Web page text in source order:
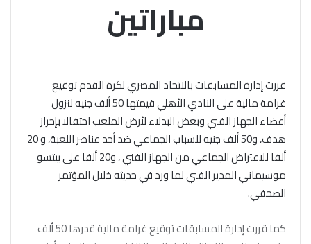
مباراتين
قررت إدارة المسابقات بالاتحاد المصري لكرة القدم توقيع
غرامة مالية على النادي الأهلي قيمتها 50 ألف جنيه لنزول
أعضاء الجهاز الفني وبعض البدلاء لأرض الملعب احتفالا بإحراز
هدف، و50 ألف جنيه للسباب الجماعي ضد أحد عناصر اللعبة، و 20
ألفا للاعتراض الجماعي من الجهاز الفني ، و20 ألفا على بيتسو
موسيماني المدير الفني لما ورد في حديثه خلال المؤتمر
الصحفي.
كما قررت إدارة المسابقات توقيع غرامة مالية قدرها 50 ألف